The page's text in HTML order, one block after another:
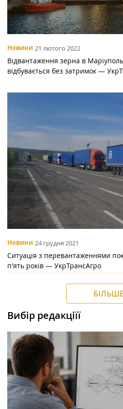
Новини 21 лютого 2022
Відвантаження зерна в
відбувається без затримок —
Новини 24 грудня 2021
Ситуація з перевантаженнями
п'ять років — УкрТрансАгро
БІЛЬШЕ
Вибір редакціїї